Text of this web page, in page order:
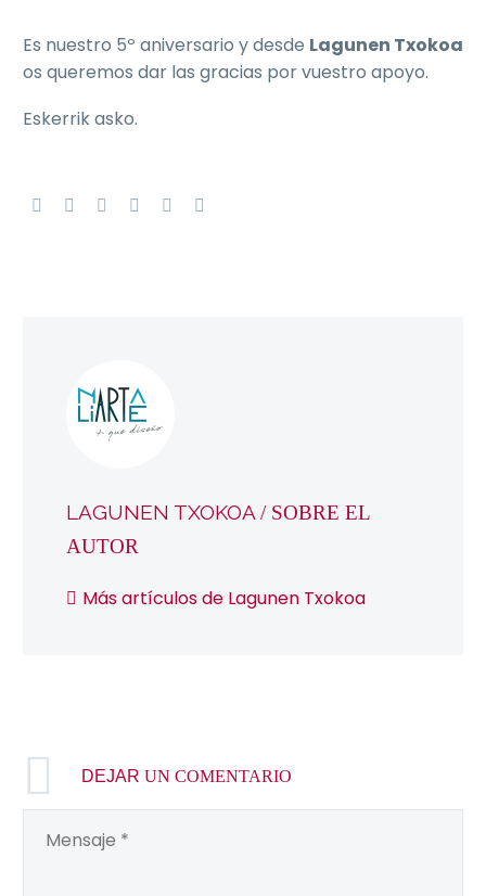
Es nuestro 5º aniversario y desde Lagunen Txokoa
os queremos dar las gracias por vuestro apoyo.
Eskerrik asko.
LAGUNEN TXOKOA / SOBRE EL
AUTOR
Más artículos de Lagunen Txokoa
DEJAR UN COMENTARIO